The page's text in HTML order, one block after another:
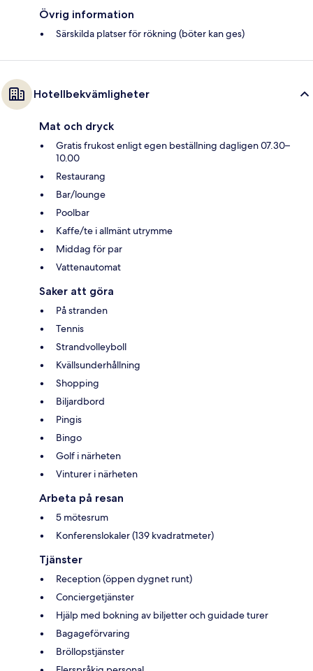
Övrig information
Särskilda platser för rökning (böter kan ges)
Hotellbekvämligheter
Mat och dryck
Gratis frukost enligt egen beställning dagligen 07.30–
10.00
Restaurang
Bar/lounge
Poolbar
Kaffe/te i allmänt utrymme
Middag för par
Vattenautomat
Saker att göra
På stranden
Tennis
Strandvolleyboll
Kvällsunderhållning
Shopping
Biljardbord
Pingis
Bingo
Golf i närheten
Vinturer i närheten
Arbeta på resan
5 mötesrum
Konferenslokaler (139 kvadratmeter)
Tjänster
Reception (öppen dygnet runt)
Conciergetjänster
Hjälp med bokning av biljetter och guidade turer
Bagageförvaring
Bröllopstjänster